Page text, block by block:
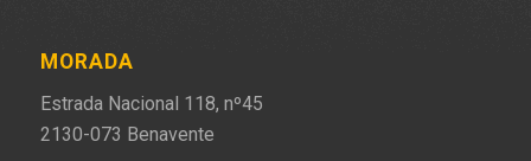
MORADA
Estrada Nacional 118, nº45
2130-073 Benavente